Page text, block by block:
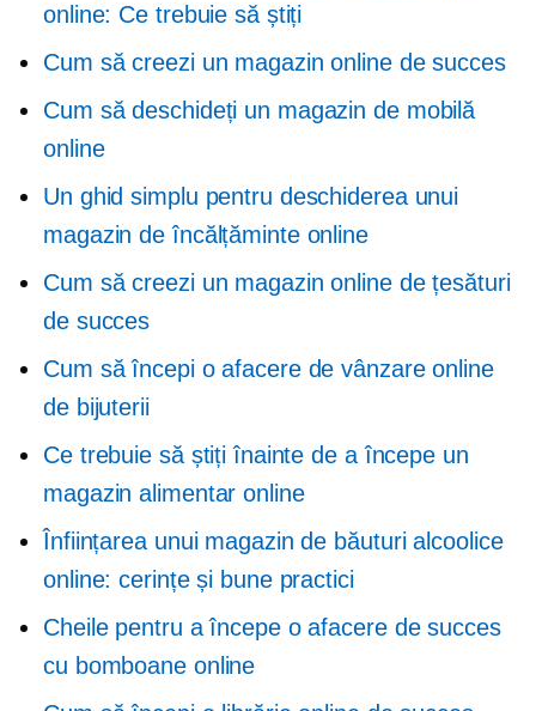
online: Ce trebuie să știți
Cum să creezi un magazin online de succes
Cum să deschideți un magazin de mobilă
online
Un ghid simplu pentru deschiderea unui
magazin de încălțăminte online
Cum să creezi un magazin online de țesături
de succes
Cum să începi o afacere de vânzare online
de bijuterii
Ce trebuie să știți înainte de a începe un
magazin alimentar online
Înființarea unui magazin de băuturi alcoolice
online: cerințe și bune practici
Cheile pentru a începe o afacere de succes
cu bomboane online